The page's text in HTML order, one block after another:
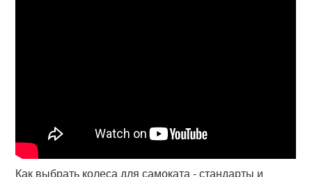
Как выбрать колеса для самоката - стандарты и